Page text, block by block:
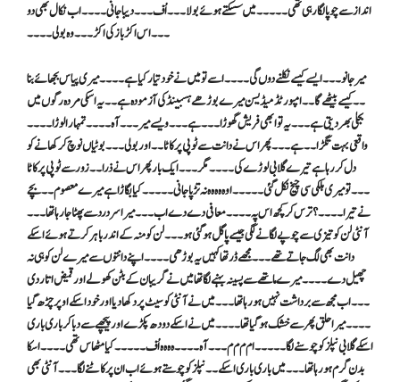
انداز سے چوپا لگا رہی تھی ۔۔۔ ۔۔ میں سسکتے ہوئے بولا ۔۔۔ اُف ۔۔۔ دیبا جانی ۔۔۔۔ اب نکال بھی دو
۔۔۔ اس اکڑ باز کی اکڑ ۔۔۔ وہ بولی ۔۔۔۔
میر جانو۔۔۔ ایسے کیسے نکلنے دوں گی ۔۔۔۔ اسے تو میں نے خود تیار کیا ہے ۔۔۔۔ میری پیاس بجھائے بنا
۔۔ کیسے بیٹھے گا ۔۔ امپورٹڈ میڈیسن میرے بوڑھے ہسبینڈ کی آزمودہ ہے ۔۔ یہ اسکی مردہ رگوں میں
بجلی بھر دیتی ہے ۔۔۔ یہ تو ابھی فریش گھوڑا ۔۔۔ ہے ۔۔۔ ویسے میر ۔۔۔ آہ ۔۔۔۔ تمہار ا لوڑا ۔۔۔۔
واقعی بہت تگڑا۔۔ ہے ۔۔۔ پھر اس نے دانت سے ٹوپی پر کاٹا ۔۔ اور بولی ۔۔۔ بوٹیاں نوچ کر کھانے کو
دل کر رہا ہے تیرے گلابی لوڑے کی ۔۔۔۔ مگر ۔۔۔ایک بار پھر اس نے ذرا ۔۔زور سے ٹوپی پر کاٹا
۔۔۔ تو میری ہلکی سی چیخ نکل گئی ۔۔۔۔۔ او ہ ہ ہ ہ ہ نہ تڑپا جانی ۔۔۔۔۔ کیا بگاڑا ہے میرے معصوم ۔۔ بچے
نے تیرا ۔۔۔۔ ؟ ترس کر کچھ اس پہ ۔۔۔۔معافی دے دے اب ۔۔۔ میرا سر درد سے پھٹا جارہا تھا ۔۔۔
آنٹی لن کو تیزی سے چوپے لگانے لگی جیسے پاگل ہو گئی ہو ۔۔۔ لن کو منہ کے اندر باہر کرتے ہوئے اسکے
دانت بھی لگ جاتے تھے ۔۔۔ مجھے ڈر تھا کہیں یہ بوڑھی ۔۔۔۔ اپنے دانتوں سے میرے لن کو ہی نہ
چھیل دے ۔۔۔۔ میرے ماتھے سے پسینہ بہنے لگا تھا میں نے گریبان کے بٹن کھولے اور قمیض اتار دی
۔۔۔ اب مجھ سے برداشت نہیں ہو رہا تھا ۔۔۔ میں نے آنٹی کو سیٹ پر دکھا دیا اور خود اسکے اوپر چڑھ گیا
۔۔۔۔ میرا حلق پھر سے خشک ہو گیا تھا ۔۔۔۔ میں نے اسکے دودھ پکڑے اور پیچھے سے دبا کر باری باری
اسکے گلابی نپلز کو چوسنے لگا ۔۔۔۔۔ ام م م م ۔۔۔آہ ۔۔۔۔ ہ ہ ہ ہ اُ ف۔۔۔۔۔ کیا مٹھاس تھی ۔۔۔۔ اسکا
بدن گرم ہو رہا تھا ۔۔۔ میں باری باری اسکے ۔۔نپلز کو چوستے ہوئے اب ان پر کاٹنے لگا ۔۔۔ آنٹی بھی